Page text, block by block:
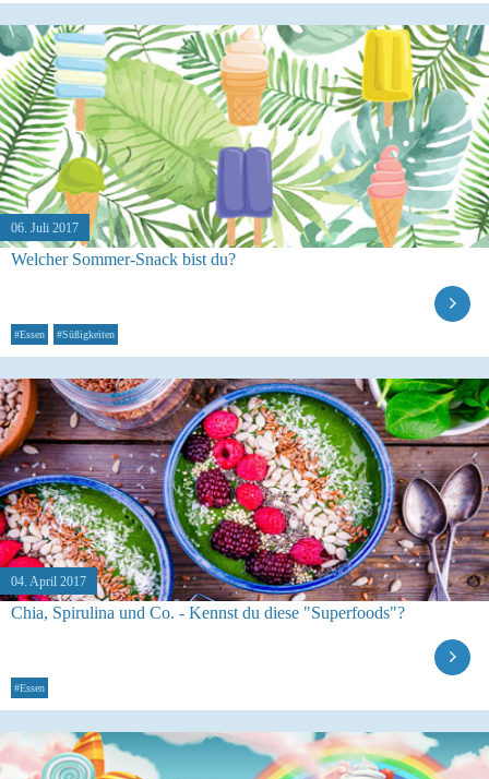
06. Juli 2017
Welcher Sommer-Snack bist du?
#Essen #Süßigkeiten
04. April 2017
Chia, Spirulina und Co. - Kennst du diese "Superfoods"?
#Essen